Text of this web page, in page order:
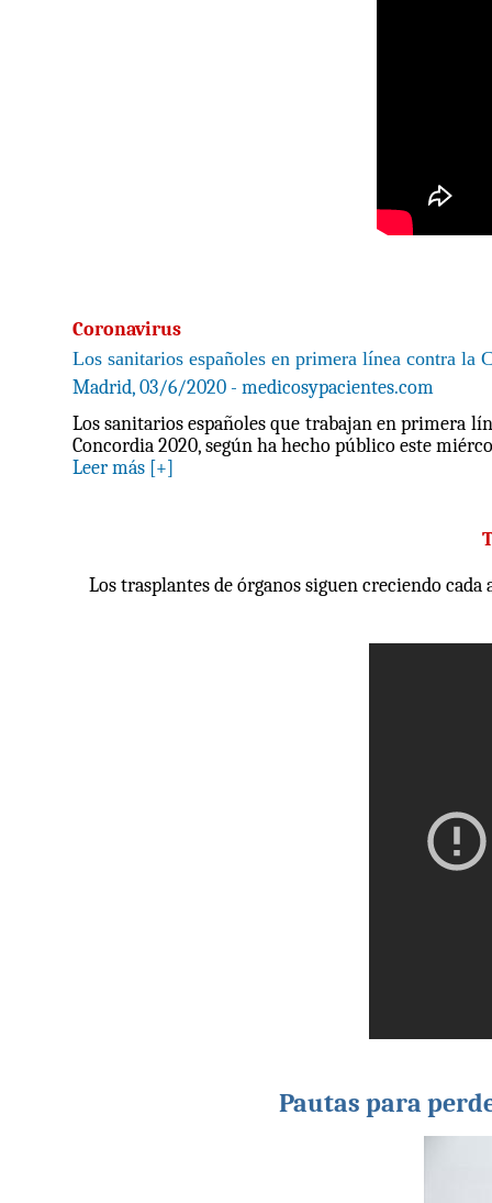
Coronavirus
Los sanitarios españoles en primera línea contra
Madrid, 03/6/2020 - medicosypacientes.com
Los sanitarios españoles que trabajan en primera
Concordia 2020, según ha hecho público este
Leer más [+]
Los trasplantes de órganos siguen creciendo
Pautas para